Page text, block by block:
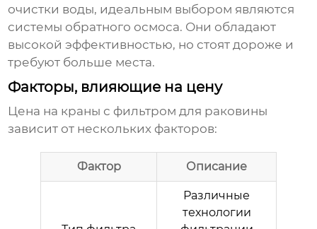
очистки воды, идеальным выбором являются
системы обратного осмоса. Они обладают
высокой эффективностью, но стоят дороже и
требуют больше места.
Факторы, влияющие на цену
Цена на краны с фильтром для раковины
зависит от нескольких факторов:
Фактор Описание
Различные
технологии